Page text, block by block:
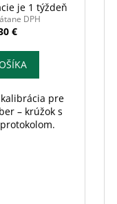
je 1 týždeň
DPH
€
pre
– krúžok s